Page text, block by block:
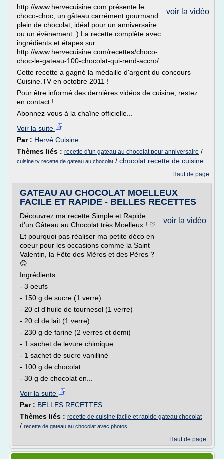
voir la vidéo
http://www.hervecuisine.com présente le
choco-choc, un gâteau carrément gourmand
plein de chocolat, idéal pour un anniversaire
ou un évènement :) La recette complète avec
ingrédients et étapes sur
http://www.hervecuisine.com/recettes/choco-
choc-le-gateau-100-chocolat-qui-rend-accro/
Cette recette a gagné la médaille d'argent du concours
Cuisine.TV en octobre 2011 !
Pour être informé des dernières vidéos de cuisine, restez
en contact !
Abonnez-vous à la chaîne officielle...
Voir la suite
Par : Hervé Cuisine
Thèmes liés : recette d'un gateau au chocolat pour anniversaire /
cuisine tv recette de gateau au chocolat / chocolat recette de cuisine
Haut de page
GATEAU AU CHOCOLAT MOELLEUX
FACILE ET RAPIDE - BELLES RECETTES
voir la vidéo
Découvrez ma recette Simple et Rapide
d'un Gâteau au Chocolat très Moelleux ! ♡
Et pourquoi pas réaliser ma petite déco en
coeur pour les occasions comme la Saint
Valentin, la Fête des Mères et des Pères ?
😊
Ingrédients :
- 3 oeufs
- 150 g de sucre (1 verre)
- 20 cl d'huile de tournesol (1 verre)
- 20 cl de lait (1 verre)
- 230 g de farine (2 verres et demi)
- 1 sachet de levure chimique
- 1 sachet de sucre vanilliné
- 100 g de chocolat
- 30 g de chocolat en...
Voir la suite
Par : BELLES RECETTES
Thèmes liés : recette de cuisine facile et rapide gateau chocolat
/ recette de gateau au chocolat avec photos
Haut de page